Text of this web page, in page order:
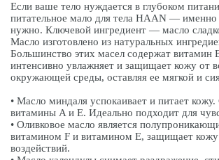
Если ваше тело нуждается в глубоком
питательное мало для тела HAAN — именно
нужно. Ключевой ингредиент — масло
Масло изготовлено из натуральных
Большинство этих масел содержат витамин
интенсивно увлажняет и защищает кожу от
окружающей среды, оставляя ее мягкой и
• Масло миндаля успокаивает и питает
витамины A и E. Идеально подходит для
• Оливковое масло является
витамином F и витамином E, защищает
воздействий.